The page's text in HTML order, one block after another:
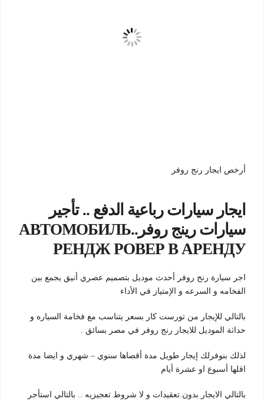
أرخص ايجار رنج روفر
ايجار سيارات رباعية الدفع .. تأجير
سيارات رينج روفر..АВТОМОБИЛЬ
РЕНДЖ РОВЕР В АРЕНДУ
اجر سيارة رنج روفر أحدث موديل بتصميم عصري أنيق يجمع بين
الفخامه و السرعه و الإمتياز في الأداء
بالتالي للإيجار من تورست كار بسعر يتناسب مع فخامة السياره و
حداثة الموديل للايجار رنج روفر في مصر بسائق .
لذلك بنوفرلك إيجار طويل مدة أقصاها سنوي – شهري و ايضا مدة
اقلها أسبوع او عشرة أيام
بالتالي الايجار بدون تعقيدات و لا شروط تعجيزيه .. بالتالي استأجر